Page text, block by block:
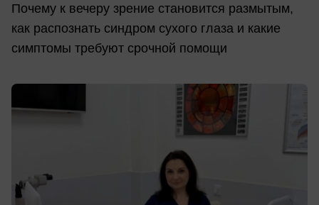
Почему к вечеру зрение становится размытым,
как распознать синдром сухого глаза и какие
симптомы требуют срочной помощи